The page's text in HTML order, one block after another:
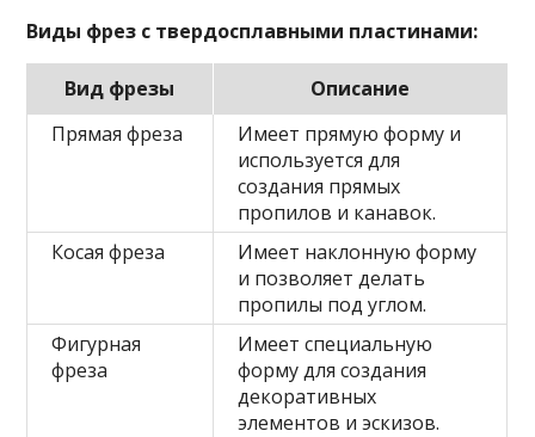
Виды фрез с твердосплавными пластинами:
Вид фрезы
Описание
Прямая фреза
Имеет прямую форму и
используется для
создания прямых
пропилов и канавок.
Косая фреза
Имеет наклонную форму
и позволяет делать
пропилы под углом.
Фигурная
фреза
Имеет специальную
форму для создания
декоративных
элементов и эскизов.